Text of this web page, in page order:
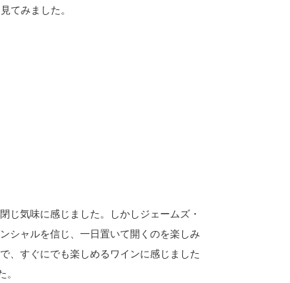
てみました。
じ気味に感じました。しかしジェームズ・
シャルを信じ、一日置いて開くのを楽しみ
、すぐにでも楽しめるワインに感じました